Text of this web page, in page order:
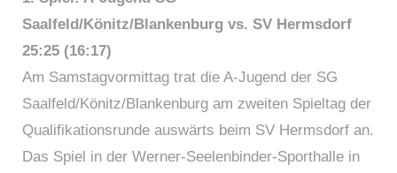
Saalfeld/Könitz/Blankenburg vs. SV Hermsdorf
25:25 (16:17)
Am Samstagvormittag trat die A-Jugend der SG
Saalfeld/Könitz/Blankenburg am zweiten Spieltag der
Qualifikationsrunde auswärts beim SV Hermsdorf an.
Das Spiel in der Werner-Seelenbinder-Sporthalle in